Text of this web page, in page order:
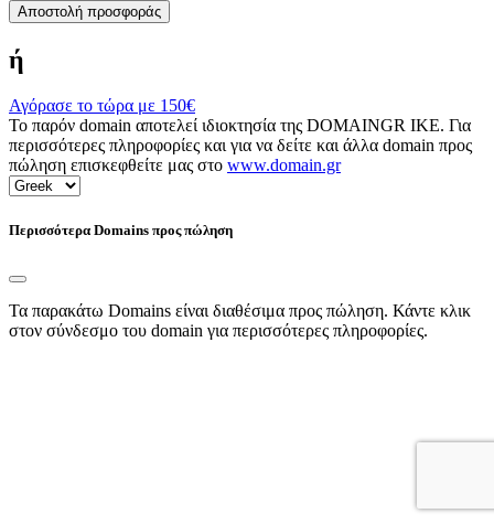
Αποστολή προσφοράς
ή
Αγόρασε το τώρα με 150€
Το παρόν domain αποτελεί ιδιοκτησία της DOMAINGR ΙΚΕ. Για
περισσότερες πληροφορίες και για να δείτε και άλλα domain προς
πώληση επισκεφθείτε μας στο www.domain.gr
Περισσότερα Domains προς πώληση
Τα παρακάτω Domains είναι διαθέσιμα προς πώληση. Κάντε κλικ
στον σύνδεσμο του domain για περισσότερες πληροφορίες.